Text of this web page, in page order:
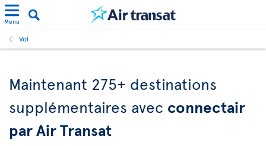
Menu
Vol
Maintenant 275+ destinations
supplémentaires avec connectair
par Air Transat